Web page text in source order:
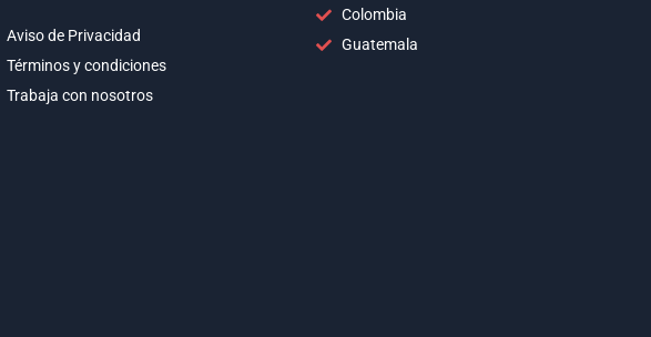
Aviso de Privacidad
Términos y condiciones
Trabaja con nosotros
Colombia
Guatemala